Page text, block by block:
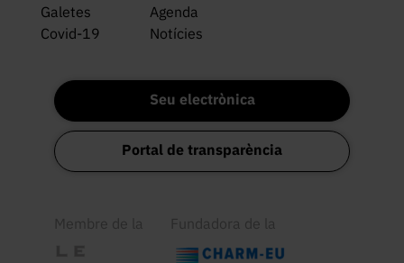
Galetes
Agenda
Covid-19
Notícies
Seu electrònica
Portal de transparència
Membre de la Fundadora de la